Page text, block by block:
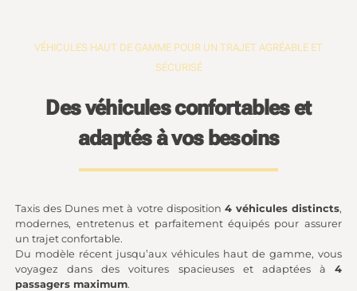
VÉHICULES HAUT DE GAMME POUR UN TRAJET AGRÉABLE ET
SÉCURISÉ
Des véhicules confortables et
adaptés à vos besoins
Taxis des Dunes met à votre disposition 4 véhicules distincts,
modernes, entretenus et parfaitement équipés pour assurer
un trajet confortable.
Du modèle récent jusqu’aux véhicules haut de gamme, vous
voyagez dans des voitures spacieuses et adaptées à 4
passagers maximum.